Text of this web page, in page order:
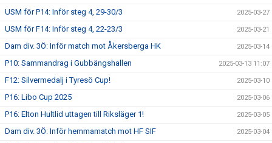
USM för P14: Inför steg 4, 29-30/3 2025-03-27
USM för F14: Inför steg 4, 22-23/3 2025-03-21
Dam div. 3Ö: Inför match mot Åkersberga HK 2025-03-14
P10: Sammandrag i Gubbängshallen 2025-03-13 11:07
F12: Silvermedalj i Tyresö Cup! 2025-03-10
P16: Libo Cup 2025 2025-03-06
P16: Elton Hultlid uttagen till Riksläger 1! 2025-03-05
Dam div. 3Ö: Inför hemmamatch mot HF SIF 2025-03-04